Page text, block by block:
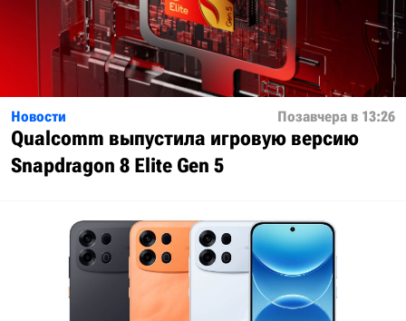
Новости Позавчера в 13:26
Qualcomm выпустила игровую версию
Snapdragon 8 Elite Gen 5